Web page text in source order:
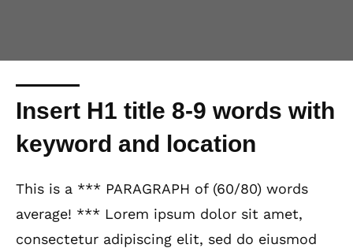
Insert H1 title 8-9 words with
keyword and location
This is a *** PARAGRAPH of (60/80) words
average! *** Lorem ipsum dolor sit amet,
consectetur adipiscing elit, sed do eiusmod